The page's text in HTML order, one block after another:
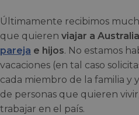
Últimamente recibimos
que quieren viajar a
pareja e hijos. No estamos
vacaciones (en tal caso
cada miembro de la familia y
de personas que quieren
trabajar en el país.